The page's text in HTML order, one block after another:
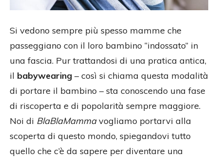
Si vedono sempre più spesso mamme che
passeggiano con il loro bambino “indossato” in
una fascia. Pur trattandosi di una pratica antica,
il babywearing – così si chiama questa modalità
di portare il bambino – sta conoscendo una fase
di riscoperta e di popolarità sempre maggiore.
Noi di BlaBlaMammavogliamo portarvi alla
scoperta di questo mondo, spiegandovi tutto
quello che c’è da sapere per diventare una